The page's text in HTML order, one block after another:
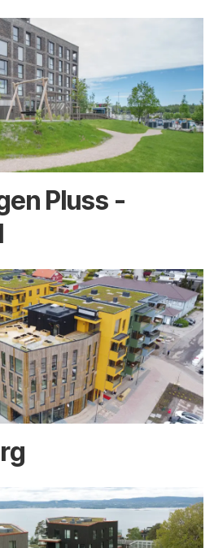
Pluss -